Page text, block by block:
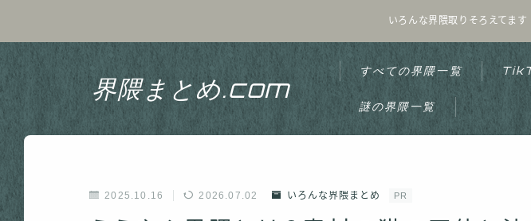
いろんな界隈取りそろえてます
界隈まとめ.com
すべての界隈一覧
謎の界隈一覧
2025.10.16 2026.07.02 いろんな界隈まとめ PR